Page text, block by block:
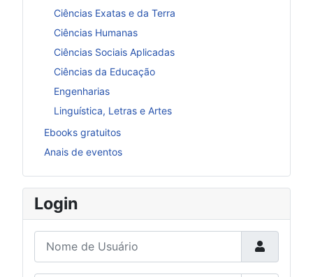
Ciências Exatas e da Terra
Ciências Humanas
Ciências Sociais Aplicadas
Ciências da Educação
Engenharias
Linguística, Letras e Artes
Ebooks gratuitos
Anais de eventos
Login
Nome de Usuário